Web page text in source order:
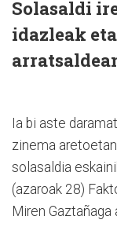
Solasaldi
idazleak
Ia bi aste
zinema
solasaldia
(azaroak 28)
Miren Gaztañaga